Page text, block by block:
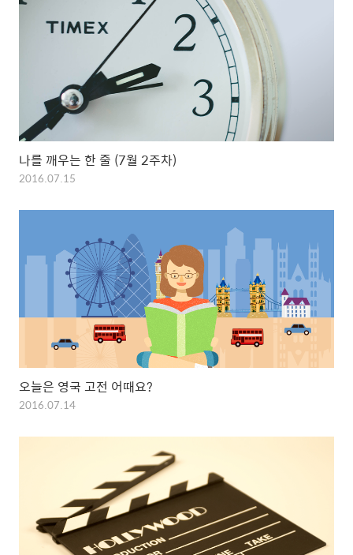
나를 깨우는 한 줄 (7월 2주차)
2016.07.15
오늘은 영국 고전 어때요?
2016.07.14